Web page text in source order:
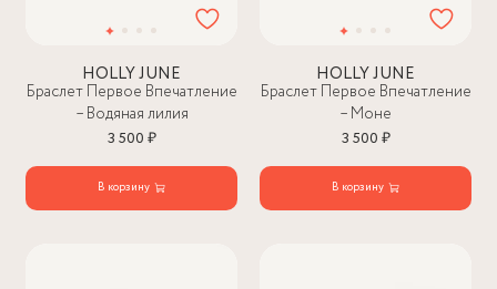
HOLLY JUNE
Браслет Первое Впечатление
– Водяная лилия
3 500 ₽
В корзину
HOLLY JUNE
Браслет Первое Впечатление
– Моне
3 500 ₽
В корзину